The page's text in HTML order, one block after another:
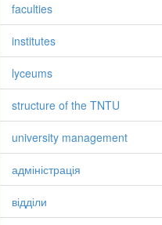
faculties
institutes
lyceums
structure of the TNTU
university management
адміністрація
відділи